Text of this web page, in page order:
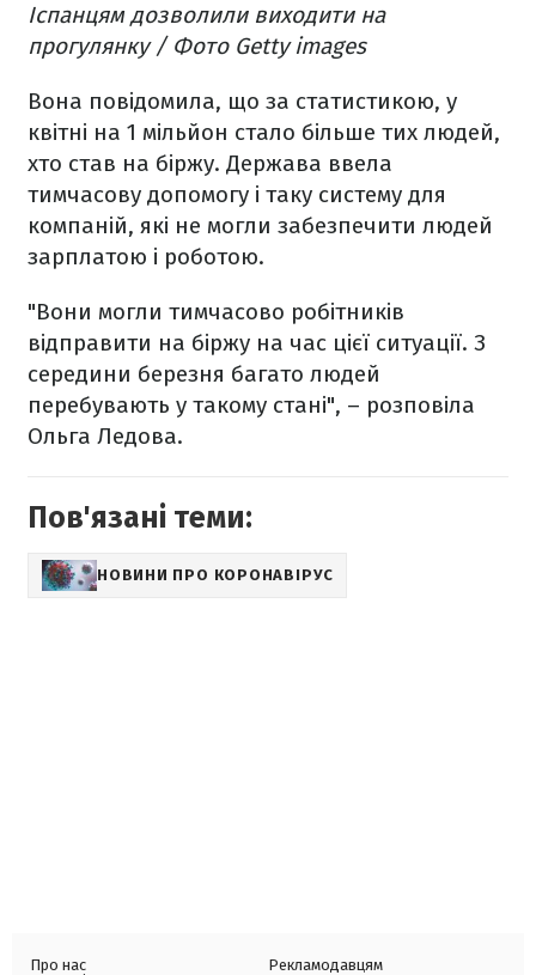
Іспанцям дозволили виходити на
прогулянку / Фото Getty images
Вона повідомила, що за статистикою, у
квітні на 1 мільйон стало більше тих людей,
хто став на біржу. Держава ввела
тимчасову допомогу і таку систему для
компаній, які не могли забезпечити людей
зарплатою і роботою.
"Вони могли тимчасово робітників
відправити на біржу на час цієї ситуації. З
середини березня багато людей
перебувають у такому стані", – розповіла
Ольга Ледова.
Пов'язані теми:
НОВИНИ ПРО КОРОНАВІРУС
Про нас
Рекламодавцям